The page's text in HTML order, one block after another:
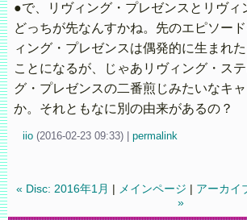
●で、リヴィング・プレゼンスとリヴィ
どっちが先なんすかね。先のエピソー
ィング・プレゼンスは偶発的に生まれ
ことになるが、じゃあリヴィング・ス
グ・プレゼンスの二番煎じみたいなキ
か。それともなに別の由来があるの？
iio (2016-02-23 09:33) permalink
« Disc: 2016年1月 メインページ アーカイ
»